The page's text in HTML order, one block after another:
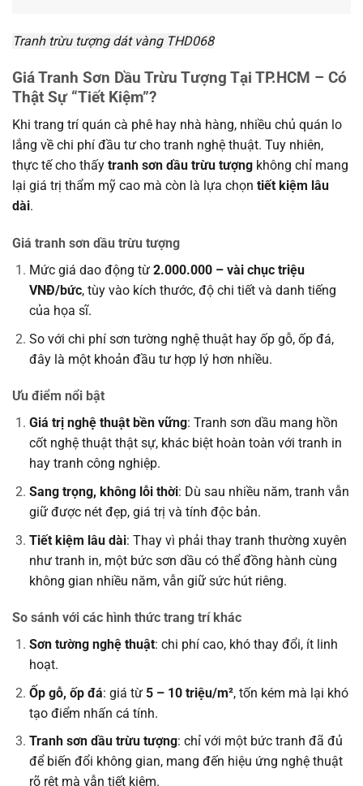
Tranh trừu tượng dát vàng THD068
Giá Tranh Sơn Dầu Trừu Tượng Tại TP.HCM – Có
Thật Sự “Tiết Kiệm”?
Khi trang trí quán cà phê hay nhà hàng, nhiều chủ quán lo
lắng về chi phí đầu tư cho tranh nghệ thuật. Tuy nhiên,
thực tế cho thấy tranh sơn dầu trừu tượng không chỉ mang
lại giá trị thẩm mỹ cao mà còn là lựa chọn tiết kiệm lâu
dài.
Giá tranh sơn dầu trừu tượng
Mức giá dao động từ 2.000.000 – vài chục triệu
VNĐ/bức, tùy vào kích thước, độ chi tiết và danh tiếng
của họa sĩ.
So với chi phí sơn tường nghệ thuật hay ốp gỗ, ốp đá,
đây là một khoản đầu tư hợp lý hơn nhiều.
Ưu điểm nổi bật
Giá trị nghệ thuật bền vững: Tranh sơn dầu mang hồn
cốt nghệ thuật thật sự, khác biệt hoàn toàn với tranh in
hay tranh công nghiệp.
Sang trọng, không lỗi thời: Dù sau nhiều năm, tranh vẫn
giữ được nét đẹp, giá trị và tính độc bản.
Tiết kiệm lâu dài: Thay vì phải thay tranh thường xuyên
như tranh in, một bức sơn dầu có thể đồng hành cùng
không gian nhiều năm, vẫn giữ sức hút riêng.
So sánh với các hình thức trang trí khác
Sơn tường nghệ thuật: chi phí cao, khó thay đổi, ít linh
hoạt.
Ốp gỗ, ốp đá: giá từ 5 – 10 triệu/m², tốn kém mà lại khó
tạo điểm nhấn cá tính.
Tranh sơn dầu trừu tượng: chỉ với một bức tranh đã đủ
để biến đổi không gian, mang đến hiệu ứng nghệ thuật
rõ rệt mà vẫn tiết kiệm.